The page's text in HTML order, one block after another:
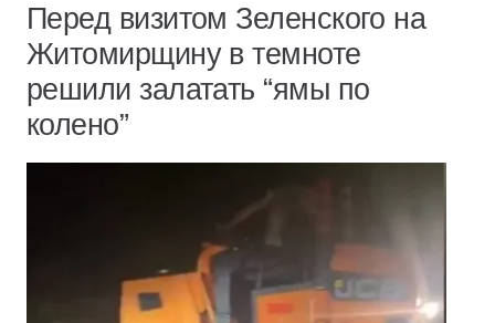
Перед визитом Зеленского на
Житомирщину в темноте
решили залатать “ямы по
колено”